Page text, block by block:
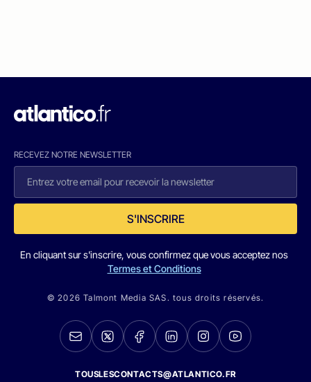
RECEVEZ NOTRE NEWSLETTER
S'INSCRIRE
En cliquant sur s'inscrire, vous confirmez que vous acceptez nos
Termes et Conditions
© 2026 Talmont Media SAS. tous droits réservés.
TOUSLESCONTACTS@ATLANTICO.FR